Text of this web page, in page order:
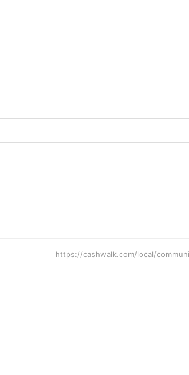
https://cashwalk.com/local/